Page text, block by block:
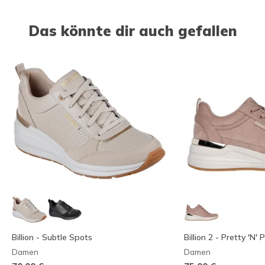
Das könnte dir auch gefallen
Billion - Subtle Spots
Damen
Billion 2 - Pretty 'N'
Damen